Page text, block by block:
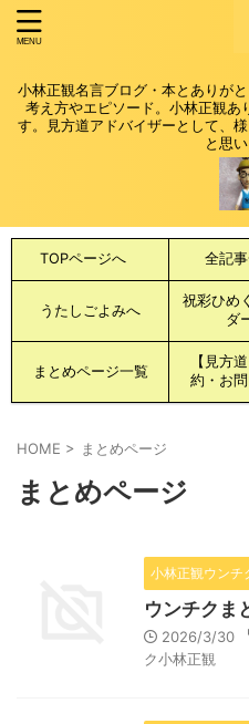
小林正観名言ブログ・本とありが
考え方やエピソード。小林正観あ
す。見方道アドバイザーとして、
と思い
TOPページへ 全記
うたしごよみへ
祝彩ひめ
ダ
まとめページ一覧
【見方
約・お
HOME > まとめページ
まとめページ
小林正観ウンチ
ウンチクま
2026/3/30
ク小林正観